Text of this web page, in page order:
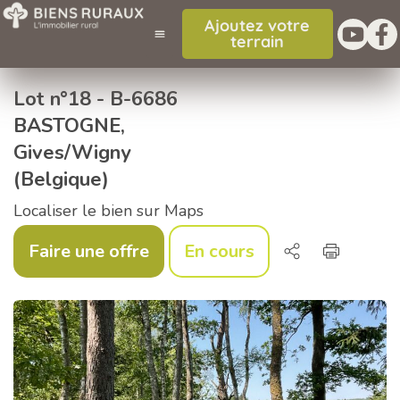
Ajoutez votre
terrain
Lot n°18 - B-6686
BASTOGNE,
Gives/Wigny
(Belgique)
Localiser le bien sur Maps
Faire une offre En cours